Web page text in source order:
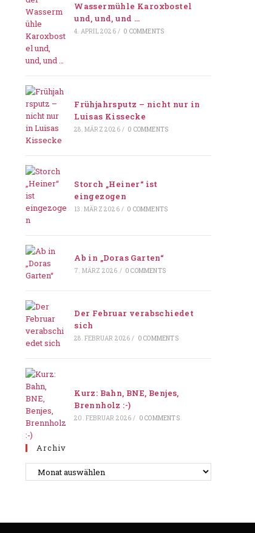
Wassermühle Karoxbostel
und, und, und …
4. APRIL 2026 / 0 COMMENTS
Frühjahrsputz – nicht nur in
Luisas Kissecke
28. MÄRZ 2026 / 0 COMMENTS
Storch „Heiner“ ist
eingezogen
13. MÄRZ 2026 / 0 COMMENTS
Ab in „Doras Garten“
7. MÄRZ 2026 / 0 COMMENTS
Der Februar verabschiedet
sich
28. FEBRUAR 2026 / 0 COMMENTS
Kurz: Bahn, BNE, Benjes,
Brennholz :-)
20. FEBRUAR 2026 / 0 COMMENTS
Archiv